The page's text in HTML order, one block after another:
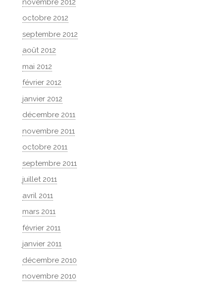
octobre 2012
septembre 2012
août 2012
mai 2012
février 2012
janvier 2012
décembre 2011
novembre 2011
octobre 2011
septembre 2011
juillet 2011
avril 2011
mars 2011
février 2011
janvier 2011
décembre 2010
novembre 2010